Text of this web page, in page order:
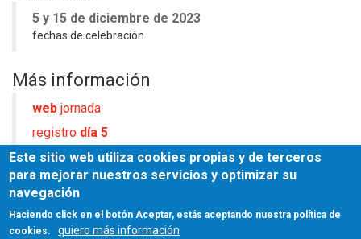
5 y 15 de diciembre de 2023
fechas de celebración
Más información
web jornada
registro día 5
registrodía 15
Fuente
CSCAE
Este sitio web utiliza cookies propias y de terceros
para mejorar nuestros servicios y optimizar su
navegación
Haciendo click en el botón Aceptar, estás aceptando nuestra política de
cookies.
quiero más información